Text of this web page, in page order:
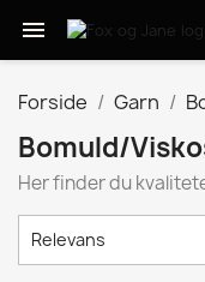

Forside Garn
Bomuld/
Her finder du
Relevans